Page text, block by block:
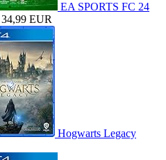
EA SPORTS FC 24
34,99 EUR
Hogwarts Legacy